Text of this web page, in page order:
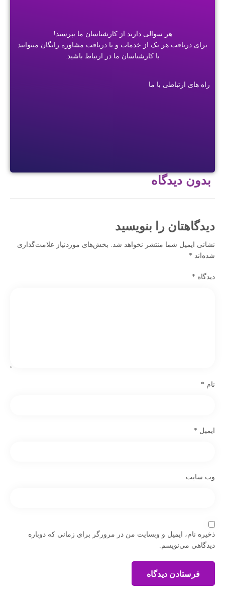
هر سوالی دارید از کارشناسان ما بپرسید!
برای دریافت هر یک از خدمات و یا دریافت مشاوره رایگان میتوانید
با کارشناسان ما در ارتباط باشید.
راه های ارتباطی با ما
بدون دیدگاه
دیدگاهتان را بنویسید
نشانی ایمیل شما منتشر نخواهد شد. بخش‌های موردنیاز علامت‌گذاری
شده‌اند *
دیدگاه *
نام *
ایمیل *
وب‌ سایت
ذخیره نام، ایمیل و وبسایت من در مرورگر برای زمانی که دوباره
دیدگاهی می‌نویسم.
فرستادن دیدگاه